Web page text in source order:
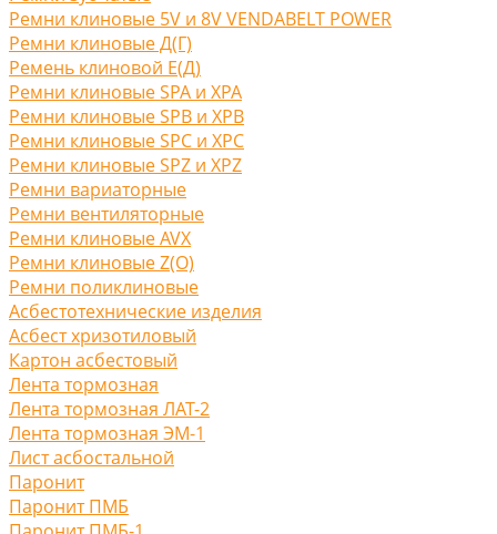
Ремни клиновые 5V и 8V VENDABELT POWER
Ремни клиновые Д(Г)
Ремень клиновой Е(Д)
Ремни клиновые SPA и XPA
Ремни клиновые SPB и XPB
Ремни клиновые SPC и XPC
Ремни клиновые SPZ и XPZ
Ремни вариаторные
Ремни вентиляторные
Ремни клиновые AVX
Ремни клиновые Z(O)
Ремни поликлиновые
Асбестотехнические изделия
Асбест хризотиловый
Картон асбестовый
Лента тормозная
Лента тормозная ЛАТ-2
Лента тормозная ЭМ-1
Лист асбостальной
Паронит
Паронит ПМБ